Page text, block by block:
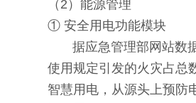
（2）能源管理
① 安全用电功能模块
据应急管理部网站数据
使用规定引发的火灾占总
智慧用电，从源头上预防